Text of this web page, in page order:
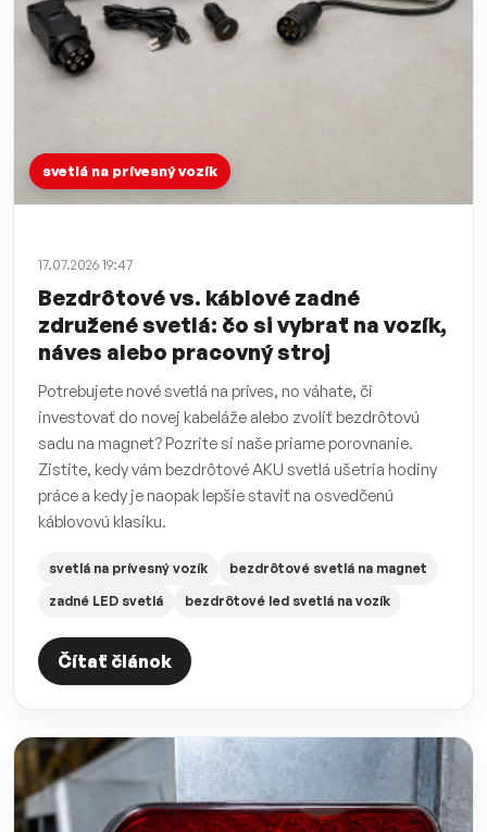
svetlá na prívesný vozík
17.07.2026 19:47
Bezdrôtové vs. káblové zadné
združené svetlá: čo si vybrať na vozík,
náves alebo pracovný stroj
Potrebujete nové svetlá na príves, no váhate, či
investovať do novej kabeláže alebo zvoliť bezdrôtovú
sadu na magnet? Pozrite si naše priame porovnanie.
Zistite, kedy vám bezdrôtové AKU svetlá ušetria hodiny
práce a kedy je naopak lepšie staviť na osvedčenú
káblovovú klasiku.
svetlá na prívesný vozík
bezdrôtové svetlá na magnet
zadné LED svetlá
bezdrôtové led svetlá na vozík
Čítať článok